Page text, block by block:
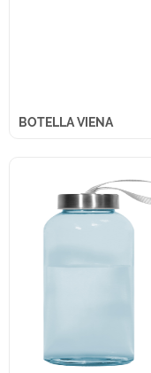
BOTELLA VIENA